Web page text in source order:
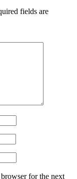
fields are
for the next